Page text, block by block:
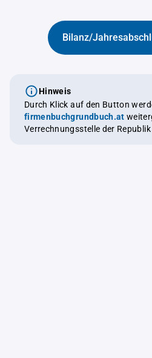
Bilanz/
Hinweis
Durch Klick auf den Button
firmenbuchgrundbuch.at weitergeleitet, eine offizielle
Verrechnungsstelle der